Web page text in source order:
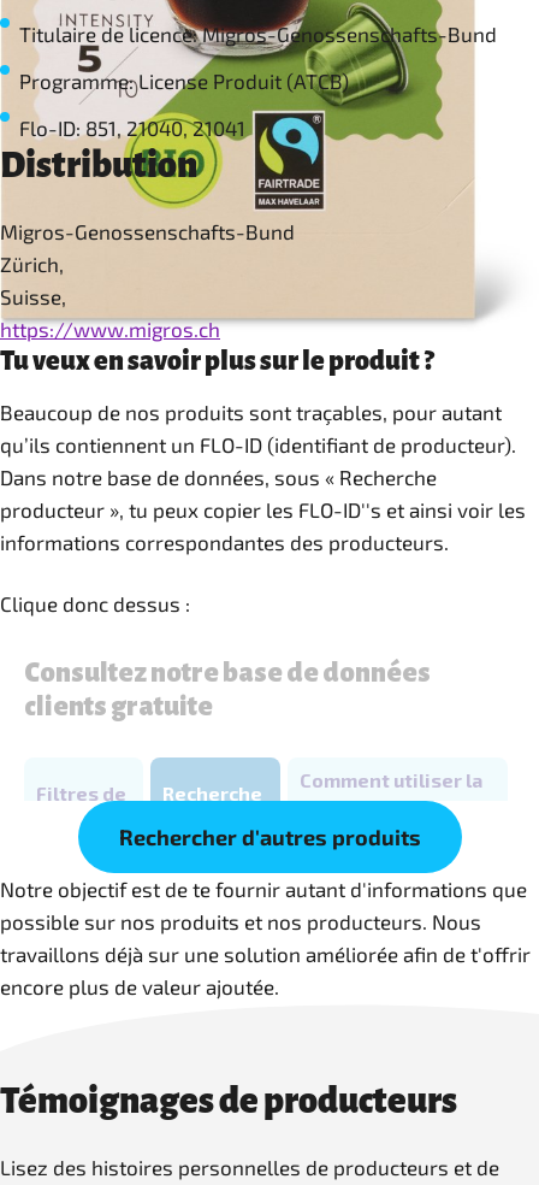
Titulaire de licence: Migros-Genossenschafts-Bund
Programme: License Produit (ATCB)
Flo-ID: 851, 21040, 21041
Distribution
Migros-Genossenschafts-Bund
Zürich,
Suisse,
https://www.migros.ch
Tu veux en savoir plus sur le produit ?
Beaucoup de nos produits sont traçables, pour autant
qu’ils contiennent un FLO-ID (identifiant de producteur).
Dans notre base de données, sous « Recherche
producteur », tu peux copier les FLO-ID''s et ainsi voir les
informations correspondantes des producteurs.
Clique donc dessus :
Rechercher d'autres produits
Notre objectif est de te fournir autant d'informations que
possible sur nos produits et nos producteurs. Nous
travaillons déjà sur une solution améliorée afin de t'offrir
encore plus de valeur ajoutée.
Témoignages de producteurs
Lisez des histoires personnelles de producteurs et de